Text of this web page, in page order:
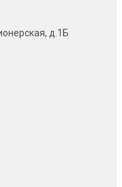
д.1Б